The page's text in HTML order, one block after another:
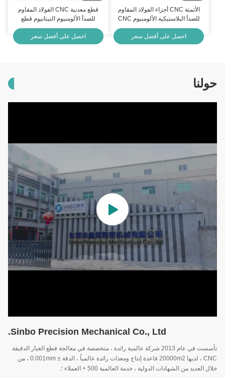
الأتمتة CNC أجزاء الفولاذ المقاوم
للصدأ البلاستيكية الألومنيوم CNC
قطاعات التحويل
احصل على أفضل سعر
قطع معدنية CNC الفولاذ المقاوم
للصدأ الألومنيوم التيتانيوم قطع
معدلة CNC IATF16949
احصل على أفضل سعر
حولنا
Sinbo Precision Mechanical Co., Ltd.
تأسست في عام 2013 شركة عالمية رائدة ، متخصصة في معالجة قطع الغيار الدقيقة
CNC ، لديها 20000m2 قاعدة إنتاج ومعدات رائدة عالمياً ، الدقة ± 0.001mm ، من
خلال العديد من الشهادات الدولية ، خدمة العالمية 500 + العملاء ؛.